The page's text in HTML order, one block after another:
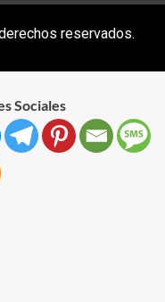
reservados.
Sociales